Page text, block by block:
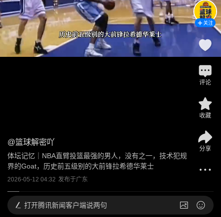
@篮球解密吖
体坛记忆｜NBA直臂投篮最强的男人，没有之一，技术犯规
界的Goat，历史前五级别的大前锋拉希德华莱士
2026-05-12 04:32 发布于广东
关注
评论
收藏
分享
打开腾讯新闻客户端说两句